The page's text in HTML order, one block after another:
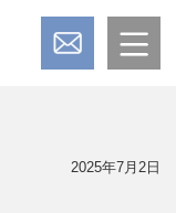
2025年7月2日